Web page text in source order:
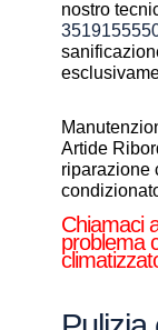
nostro
Artide
riparazione
Chiamaci
problema